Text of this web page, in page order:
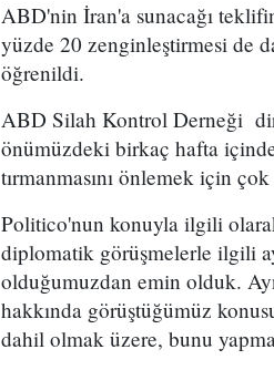
ABD'nin İran'a sunacağı
yüzde 20 zenginleştirmesi de
öğrenildi.
ABD Silah Kontrol Derneği
önümüzdeki birkaç hafta içinde
tırmanmasını önlemek için
Politico'nun konuyla ilgili
diplomatik görüşmelerle ilgili
olduğumuzdan emin olduk.
hakkında görüştüğümüz
dahil olmak üzere, bunu